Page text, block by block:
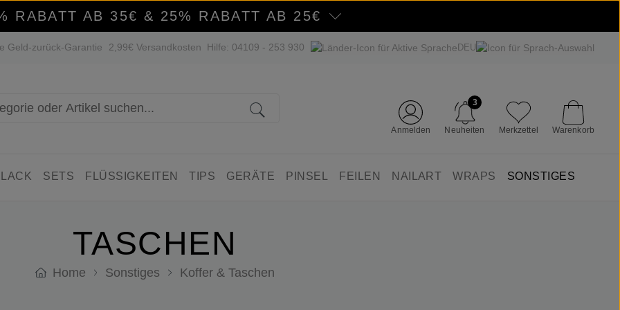
RABATT AB 35€ & 25% RABATT AB 25€
Geld-zurück-Garantie 2,99€ Versandkosten Hilfe: 04109 - 253 930 DEU
Anmelden Neuheiten
3
Merkzettel Warenkorb
SETS FLÜSSIGKEITEN TIPS GERÄTE PINSEL FEILEN NAILART WRAPS SONSTIGES
TASCHEN
Home Sonstiges Koffer & Taschen